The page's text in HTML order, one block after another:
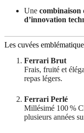
Une combinaison
d’innovation
Les cuvées
Ferrari Brut
Frais, fruité et
repas légers.
Ferrari Perlé
Millésimé 100 %
plusieurs années